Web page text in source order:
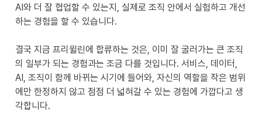
AI와 더 잘 협업할 수 있는지, 실제로 조직 안에서 실험하고 개선
하는 경험을 할 수 있습니다.
결국 지금 프리윌린에 합류하는 것은, 이미 잘 굴러가는 큰 조직
의 일부가 되는 경험과는 조금 다를 것입니다. 서비스, 데이터,
AI, 조직이 함께 바뀌는 시기에 들어와, 자신의 역할을 작은 범위
에만 한정하지 않고 점점 더 넓혀갈 수 있는 경험에 가깝다고 생
각합니다.